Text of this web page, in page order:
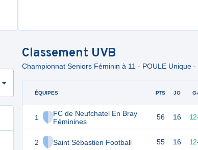
Classement UVB
Championnat Seniors Féminin à 11 - POULE Unique -
ÉQUIPES
1
FC de Neufchatel En Bray
Féminines
2 Saint Sébastien Football
PTS JO
56 16 12
55 16 12